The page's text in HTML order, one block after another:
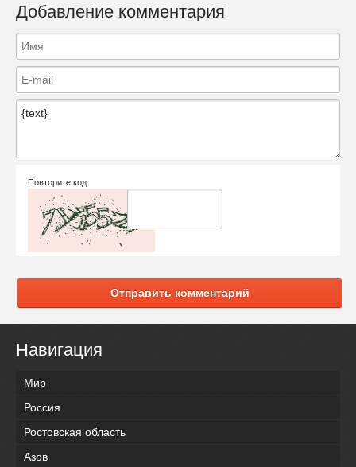
Добавление комментария
Повторите код:
Отправить комментарий
Навигация
Мир
Россия
Ростовская область
Азов